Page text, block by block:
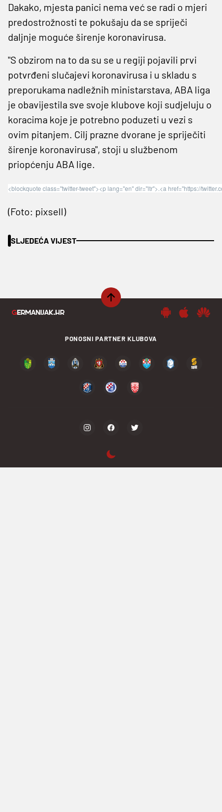
Dakako, mjesta panici nema već se radi o mjeri
predostrožnosti te pokušaju da se spriječi
daljnje moguće širenje koronavirusa.
"S obzirom na to da su se u regiji pojavili prvi
potvrđeni slučajevi koronavirusa i u skladu s
preporukama nadležnih ministarstava, ABA liga
je obavijestila sve svoje klubove koji sudjeluju o
koracima koje je potrebno poduzeti u vezi s
ovim pitanjem. Cilj prazne dvorane je spriječiti
širenje koronavirusa", stoji u službenom
priopćenju ABA lige.
<blockquote class="twitter-tweet"><p lang="en" dir="ltr">.<a href="https://
(Foto: pixsell)
SLJEDEĆA VIJEST
PONOSNI PARTNER KLUBOVA